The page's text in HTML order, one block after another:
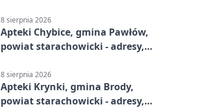
8 sierpnia 2026
Apteki Chybice, gmina Pawłów,
powiat starachowicki - adresy,
8 sierpnia 2026
Apteki Krynki, gmina Brody,
powiat starachowicki - adresy,